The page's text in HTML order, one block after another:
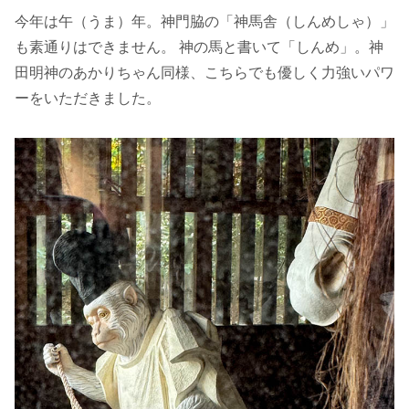
今年は午（うま）年。神門脇の「神馬舎（しんめしゃ）」
も素通りはできません。 神の馬と書いて「しんめ」。神
田明神のあかりちゃん同様、こちらでも優しく力強いパワ
ーをいただきました。